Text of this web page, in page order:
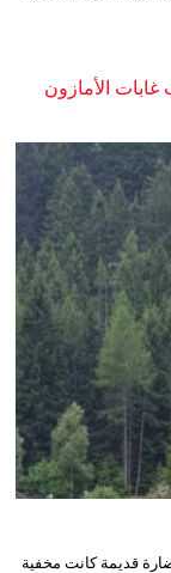
الأمازون
قديمة كانت مخفية